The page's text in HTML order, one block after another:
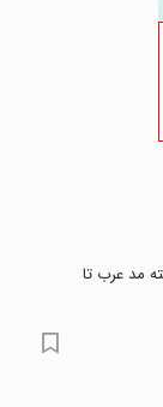
مد عرب تا